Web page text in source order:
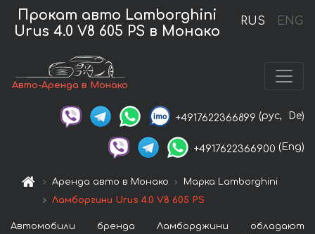
RUS ENG
Прокат авто Lamborghini
Urus 4.0 V8 605 PS в Монако
Авто-Аренда в Монако
+4917622366899 (рус, De)
+4917622366900 (Eng)
Аренда авто в Монако
Марка Lamborghini
Ламборгини Urus 4.0 V8 605 PS
Автомобили бренда Ламборджини обладают